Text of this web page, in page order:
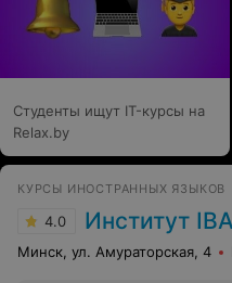
Студенты ищут IT-курсы на
Relax.by
КУРСЫ ИНОСТРАННЫХ ЯЗЫКОВ
4.0 Институт IBA
Минск, ул. Амураторская, 4